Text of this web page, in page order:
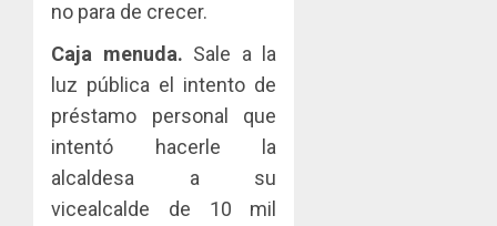
no para de crecer.
Caja menuda. Sale a la
luz pública el intento de
préstamo personal que
intentó hacerle la
alcaldesa a su
vicealcalde de 10 mil